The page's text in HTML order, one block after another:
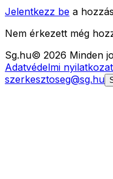
Jelentkezz be a
Nem érkezett még
Sg.hu© 2026 Minden
Adatvédelmi nyilatkozat
szerkesztoseg@sg.hu